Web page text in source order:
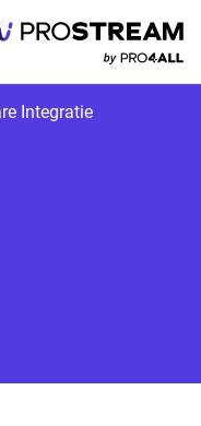
Integratie